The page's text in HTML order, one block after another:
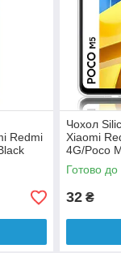
Redmi
Чохол
Xiaomi
4G/Poco
Готово до
32 ₴